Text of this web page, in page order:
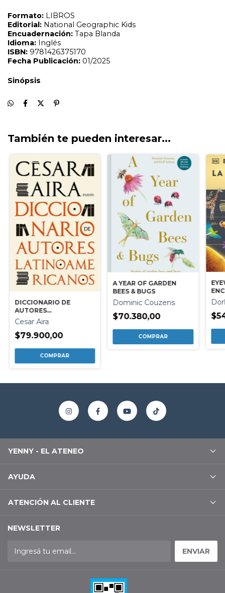
También te pueden interesar...
DICCIONARIO DE
AUTORES
LATINOAMERICANOS
Cesar Aira
$79.900,00
A YEAR OF GARDEN
BEES & BUGS
Dominic Couzens
$70.380,00
YENNY - EL ATENEO
AYUDA
ATENCIÓN AL CLIENTE
NEWSLETTER